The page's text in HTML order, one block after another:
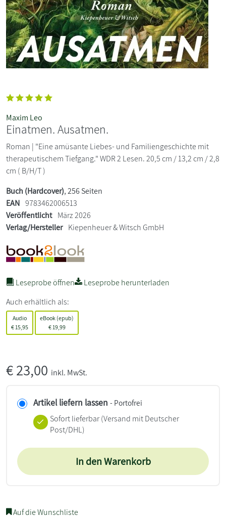
Maxim Leo
Einatmen. Ausatmen.
Roman | "Eine amüsante Liebes- und Familiengeschichte mit
therapeutischem Tiefgang." WDR 2 Lesen. 20,5 cm / 13,2 cm / 2,8
cm ( B/H/T )
Buch (Hardcover), 256 Seiten
EAN 9783462006513
Veröffentlicht März 2026
Verlag/Hersteller Kiepenheuer & Witsch GmbH
Leseprobe öffnen
Leseprobe herunterladen
Auch erhältlich als:
Audio
€ 15,95
eBook (epub)
€19,99
€23,00 inkl. MwSt.
Artikel liefern lassen - Portofrei
Sofort lieferbar(Versand mit Deutscher
Post/DHL)
In den Warenkorb
Auf die Wunschliste